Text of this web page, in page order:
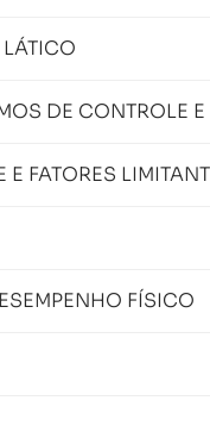
DE CONTROLE E
FATORES
FÍSICO